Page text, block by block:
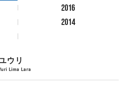
2016
2014
ウリ
Lima Lara